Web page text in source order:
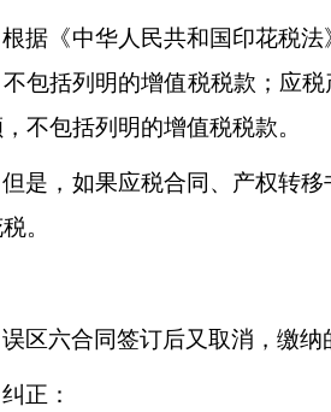
根据《中华人民共和国印花税
包括列明的增值税税款；应
不包括列明的增值税税款。
但是，如果应税合同、产权转
。
误区六合同签订后又取消，缴
纠正：